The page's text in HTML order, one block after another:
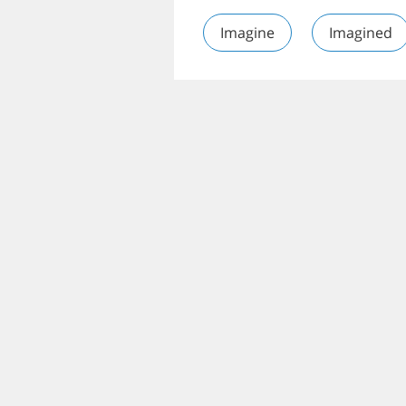
Imagine Imagined